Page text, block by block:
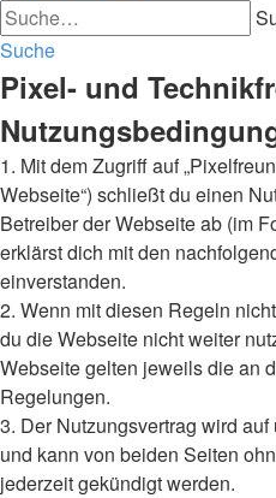
Suche
Pixel- und
1. Mit dem Zugriff auf
Webseite“) schließt du einen
Betreiber der Webseite ab (im
erklärst dich mit den
einverstanden.
2. Wenn mit diesen Regeln
du die Webseite nicht weiter
Webseite gelten jeweils die an
Regelungen.
3. Der Nutzungsvertrag wird
und kann von beiden Seiten
jederzeit gekündigt werden.